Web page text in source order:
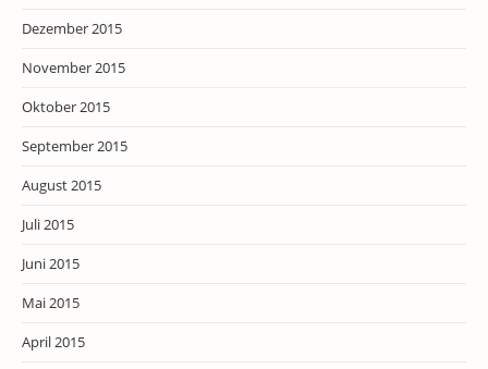
Dezember 2015
November 2015
Oktober 2015
September 2015
August 2015
Juli 2015
Juni 2015
Mai 2015
April 2015